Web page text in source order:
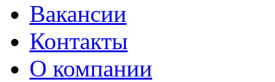
Вакансии
Контакты
О компании